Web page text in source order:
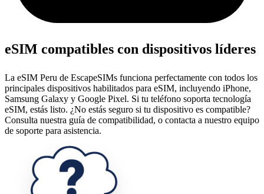
eSIM compatibles con dispositivos líderes
La eSIM Peru de EscapeSIMs funciona perfectamente con todos los
principales dispositivos habilitados para eSIM, incluyendo iPhone,
Samsung Galaxy y Google Pixel. Si tu teléfono soporta tecnología
eSIM, estás listo. ¿No estás seguro si tu dispositivo es compatible?
Consulta nuestra guía de compatibilidad, o contacta a nuestro equipo
de soporte para asistencia.